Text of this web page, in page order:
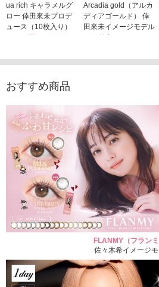
ua rich キャラメルグ
ロー 倖田來未プロデ
ュース（10枚入り）
Arcadia gold（アルカ
ディアゴールド） 倖
田來未イメージモデル
おすすめ商品
FLANMY（フランミ
佐々木希イメージ